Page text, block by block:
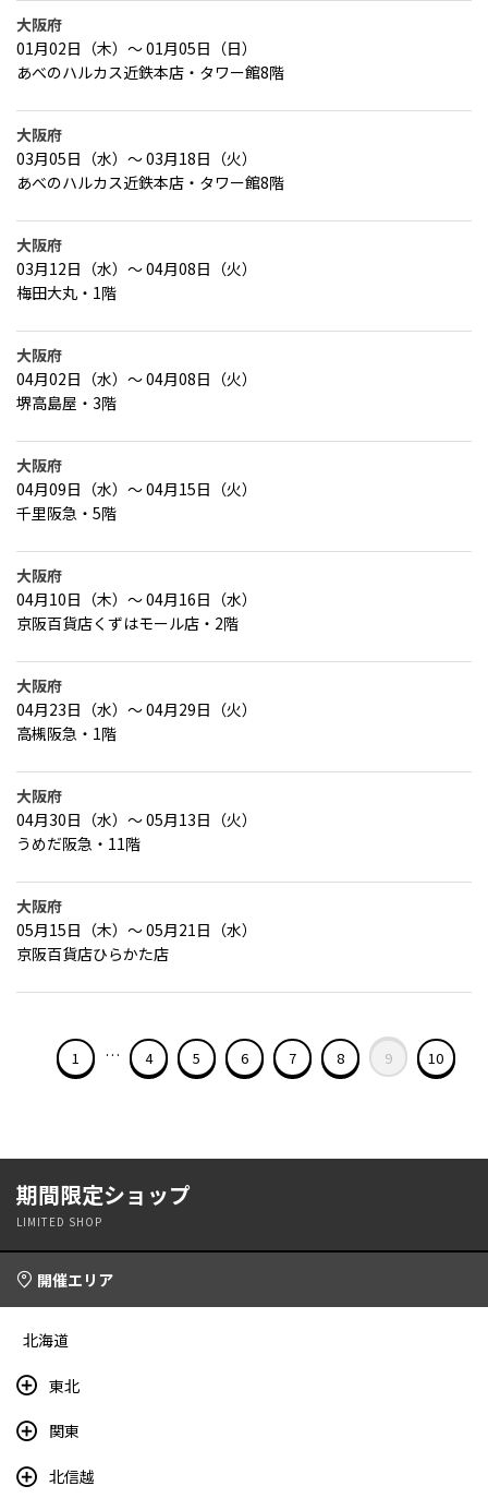
大阪府
01月02日（木）～ 01月05日（日）
あべのハルカス近鉄本店・タワー館8階
大阪府
03月05日（水）～ 03月18日（火）
あべのハルカス近鉄本店・タワー館8階
大阪府
03月12日（水）～ 04月08日（火）
梅田大丸・1階
大阪府
04月02日（水）～ 04月08日（火）
堺高島屋・3階
大阪府
04月09日（水）～ 04月15日（火）
千里阪急・5階
大阪府
04月10日（木）～ 04月16日（水）
京阪百貨店くずはモール店・2階
大阪府
04月23日（水）～ 04月29日（火）
高槻阪急・1階
大阪府
04月30日（水）～ 05月13日（火）
うめだ阪急・11階
大阪府
05月15日（木）～ 05月21日（水）
京阪百貨店ひらかた店
1 … 4 5 6 7 8 9 10
期間限定ショップ
LIMITED SHOP
開催エリア
北海道
東北
関東
北信越